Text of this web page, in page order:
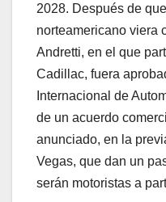
2028. Después de
norteamericano viera
Andretti, en el que
Cadillac, fuera
Internacional de
de un acuerdo
anunciado, en la
Vegas, que dan un
serán motoristas a